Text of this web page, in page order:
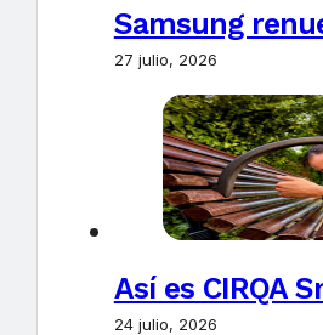
Samsung
27 julio, 2026
Así es CIRQA
24 julio, 2026